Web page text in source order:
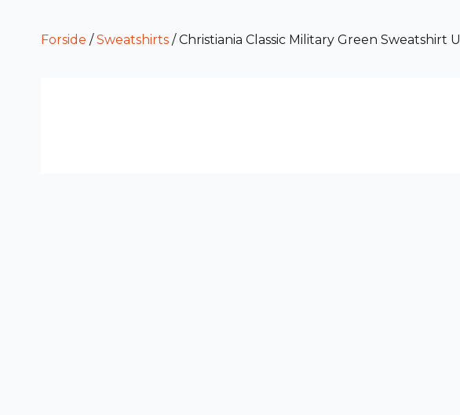
Forside /Sweatshirts / Christiania Classic Military Green Sweatshirt